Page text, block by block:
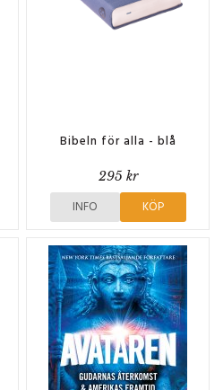
Bibeln för alla - blå
295 kr
INFO KÖP